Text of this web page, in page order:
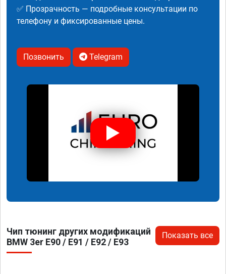
✅ Прозрачность — подробные консультации по
телефону и фиксированные цены.
Позвонить Telegram
Чип тюнинг других модификаций
BMW 3er E90 / E91 / E92 / E93
Показать все